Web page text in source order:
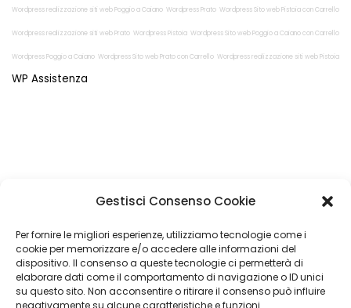
Gestisci Consenso Cookie
Per fornire le migliori esperienze, utilizziamo tecnologie come i
cookie per memorizzare e/o accedere alle informazioni del
dispositivo. Il consenso a queste tecnologie ci permetterà di
elaborare dati come il comportamento di navigazione o ID unici
su questo sito. Non acconsentire o ritirare il consenso può influire
negativamente su alcune caratteristiche e funzioni.
Wordpress realizzazione siti web Poggio a Caiano Wordpress Prato Wordpress Sito web Pistoia con Carrello
Wordpress realizzazione siti web Prato Wordpress Pistoia Wordpress Sito web Poggio a Caiano con Carrello
Wordpress Poggio a Caiano Wordpress Sito web Prato con Carrello Wordpress realizzazione siti web Pistoia
WP Assistenza
Restiamo in
contatto!
Come possiamo Aiutarti?